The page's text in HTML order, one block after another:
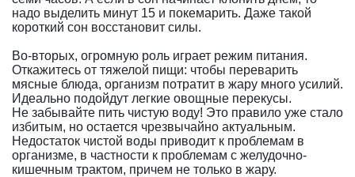
надо выделить минут 15 и покемарить. Даже такой
короткий сон восстановит силы.
Во-вторых, огромную роль играет режим питания.
Откажитесь от тяжелой пищи: чтобы переварить
мясные блюда, организм потратит в жару много усилий.
Идеально подойдут легкие овощные перекусы.
Не забывайте пить чистую воду! Это правило уже стало
избитым, но остается чрезвычайно актуальным.
Недостаток чистой воды приводит к проблемам в
организме, в частности к проблемам с желудочно-
кишечным трактом, причем не только в жару.